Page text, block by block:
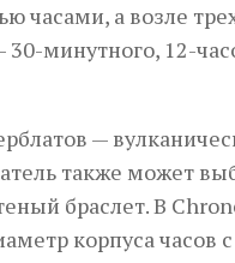
часами, а возле
минутного, 12-
—
также может
браслет. В
корпуса часов